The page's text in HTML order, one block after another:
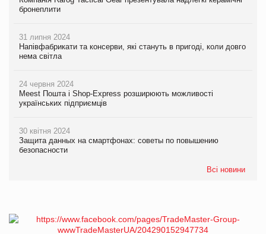
бронеплити
31 липня 2024
Напівфабрикати та консерви, які стануть в пригоді, коли довго
нема світла
24 червня 2024
Meest Пошта і Shop-Express розширюють можливості
українських підприємців
30 квітня 2024
Защита данных на смартфонах: советы по повышению
безопасности
Всі новини